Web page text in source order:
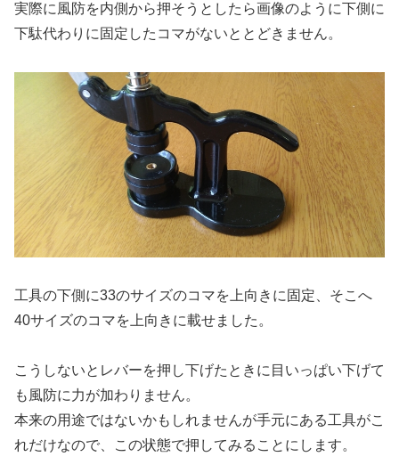
実際に風防を内側から押そうとしたら画像のように下側に
下駄代わりに固定したコマがないととどきません。
工具の下側に33のサイズのコマを上向きに固定、そこへ
40サイズのコマを上向きに載せました。
こうしないとレバーを押し下げたときに目いっぱい下げて
も風防に力が加わりません。
本来の用途ではないかもしれませんが手元にある工具がこ
れだけなので、この状態で押してみることにします。